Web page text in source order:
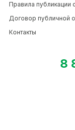
Правила публикации
Договор публичной
Контакты
8